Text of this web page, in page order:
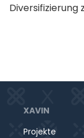
Diversifizierung
XAVIN
Projekte